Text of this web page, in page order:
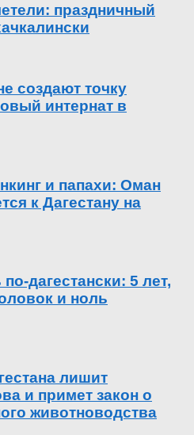
праздничный
создают точку
интернат в
и папахи: Оман
к Дагестану на
дагестански: 5 лет,
и ноль
лишит
и примет закон о
животноводства